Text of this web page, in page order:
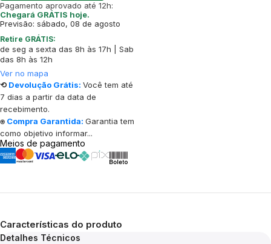
Pagamento aprovado até 12h:
Chegará GRÁTIS hoje.
Previsão: sábado, 08 de agosto
Retire GRÁTIS:
de seg a sexta das 8h às 17h | Sab
das 8h às 12h
Ver no mapa
⟲ Devolução Grátis: Você tem até
7 dias a partir da data de
recebimento.
⍟ Compra Garantida: Garantia tem
como objetivo informar...
Meios de pagamento
Características do produto
Detalhes Técnicos